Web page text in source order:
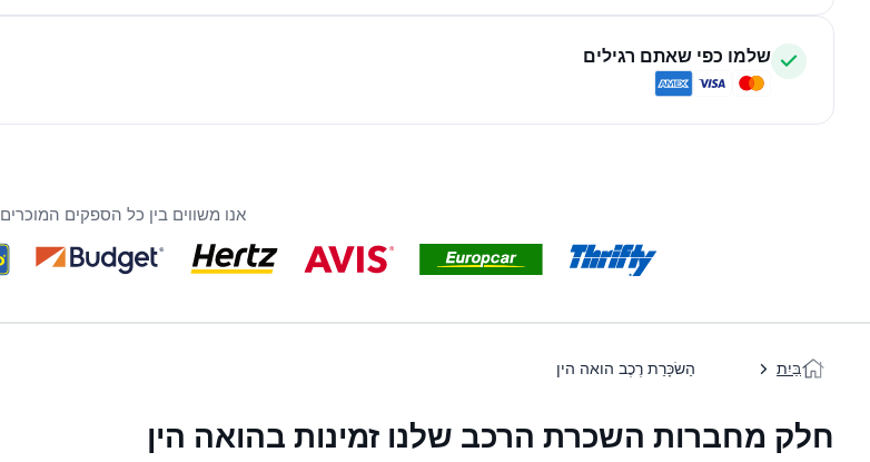
שלמו כפי שאתם רגילים
אנו משווים בין כל הספקים המוכרים
בַּיִת הַשׂכָּרַת רֶכֶב הואה הין
חלק מחברות השכרת הרכב שלנו זמינות בהואה הין